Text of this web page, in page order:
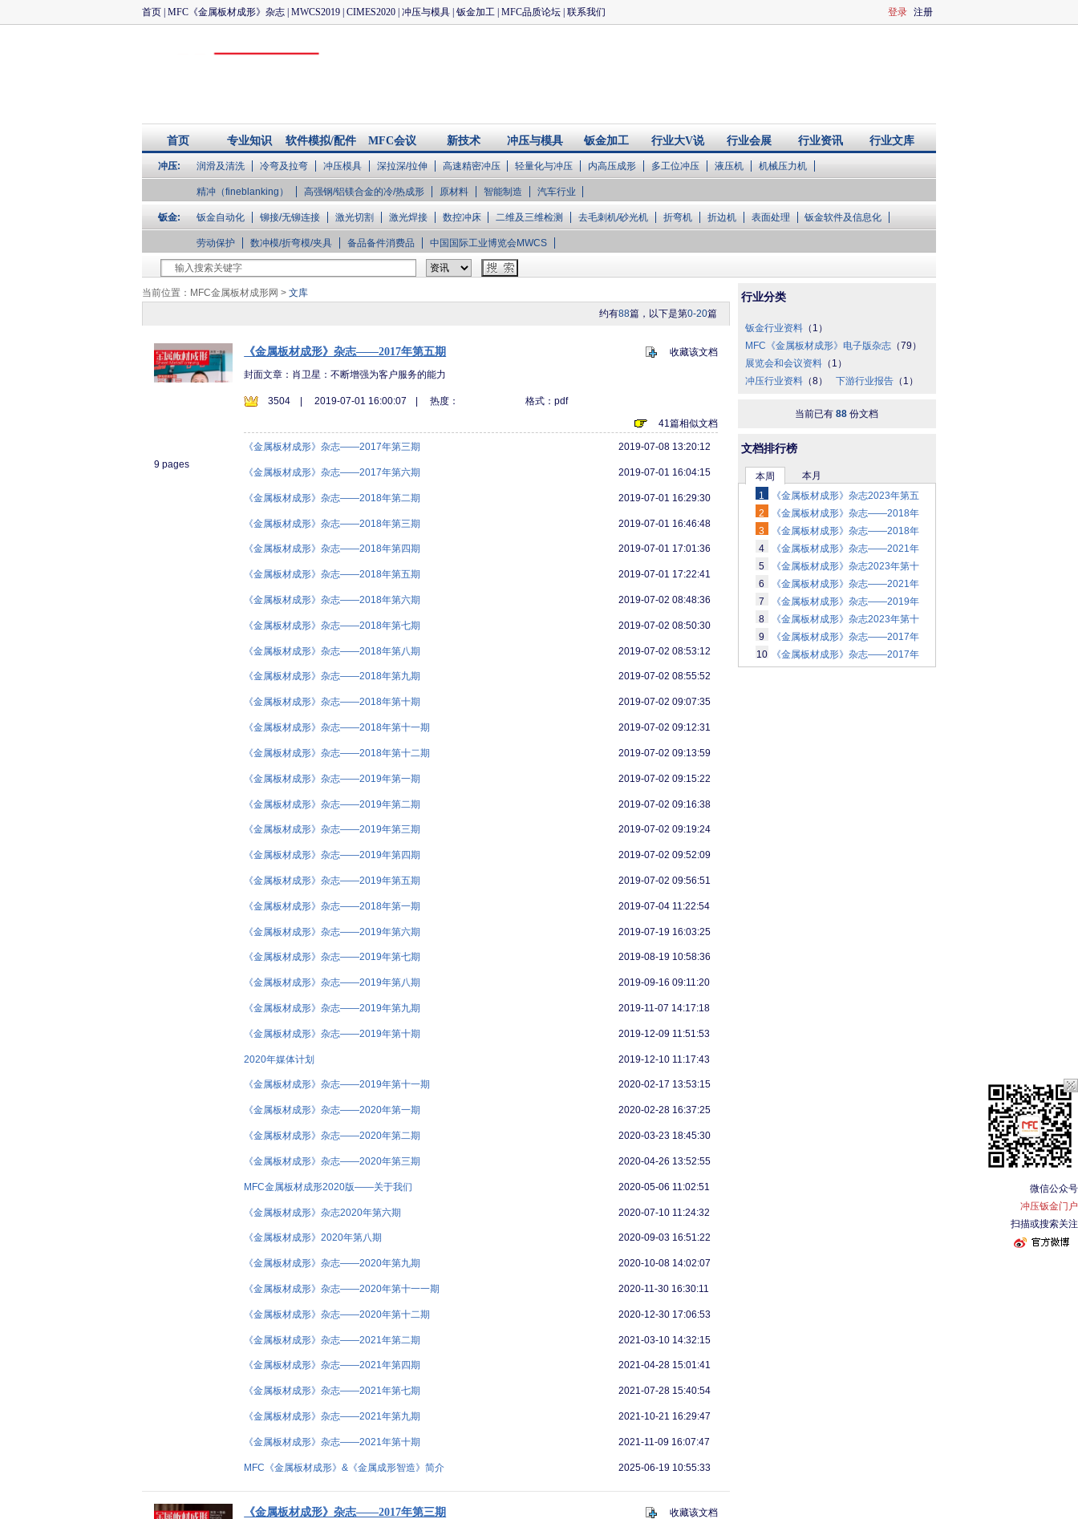
首页 MFC《金属板材成形》杂志 MWCS2019 CIMES2020 冲压与模具 钣金加工 MFC品质论坛 联系我们 注册
登录
首页 专业知识 软件模拟/配件 MFC会议 新技术 冲压与模具 钣金加工 行业大V说 行业会展 行业资讯 行业文库
企业库
冲压: 润滑及清洗 冷弯及拉弯 冲压模具 深拉深/拉伸 高速精密冲压 轻量化与冲压 内高压成形 多工位冲压 液压机 机械压力机
精冲（fineblanking） 高强钢/铝镁合金的冷/热成形 原材料 智能制造 汽车行业
钣金: 钣金自动化 铆接/无铆连接 激光切割 激光焊接 数控冲床 二维及三维检测 去毛刺机/砂光机 折弯机 折边机 表面处理 钣金软件及信息化
劳动保护 数冲模/折弯模/夹具 备品备件消费品 中国国际工业博览会MWCS
当前位置： MFC金属板材成形网 > 文库
约有88篇，以下是第0-20篇
9 pages
《金属板材成形》杂志——2017年第五期
收藏该文档
封面文章：肖卫星：不断增强为客户服务的能力
3504 2019-07-01 16:00:07 热度：
格式：pdf
41篇相似文档
《金属板材成形》杂志——2017年第三期 2019-07-08 13:20:12
《金属板材成形》杂志——2017年第六期 2019-07-01 16:04:15
《金属板材成形》杂志——2018年第二期 2019-07-01 16:29:30
《金属板材成形》杂志——2018年第三期 2019-07-01 16:46:48
《金属板材成形》杂志——2018年第四期 2019-07-01 17:01:36
《金属板材成形》杂志——2018年第五期 2019-07-01 17:22:41
《金属板材成形》杂志——2018年第六期 2019-07-02 08:48:36
《金属板材成形》杂志——2018年第七期 2019-07-02 08:50:30
《金属板材成形》杂志——2018年第八期 2019-07-02 08:53:12
《金属板材成形》杂志——2018年第九期 2019-07-02 08:55:52
《金属板材成形》杂志——2018年第十期 2019-07-02 09:07:35
《金属板材成形》杂志——2018年第十一期 2019-07-02 09:12:31
《金属板材成形》杂志——2018年第十二期 2019-07-02 09:13:59
《金属板材成形》杂志——2019年第一期 2019-07-02 09:15:22
《金属板材成形》杂志——2019年第二期 2019-07-02 09:16:38
《金属板材成形》杂志——2019年第三期 2019-07-02 09:19:24
《金属板材成形》杂志——2019年第四期 2019-07-02 09:52:09
《金属板材成形》杂志——2019年第五期 2019-07-02 09:56:51
《金属板材成形》杂志——2018年第一期 2019-07-04 11:22:54
《金属板材成形》杂志——2019年第六期 2019-07-19 16:03:25
《金属板材成形》杂志——2019年第七期 2019-08-19 10:58:36
《金属板材成形》杂志——2019年第八期 2019-09-16 09:11:20
《金属板材成形》杂志——2019年第九期 2019-11-07 14:17:18
《金属板材成形》杂志——2019年第十期 2019-12-09 11:51:53
2020年媒体计划 2019-12-10 11:17:43
《金属板材成形》杂志——2019年第十一期 2020-02-17 13:53:15
《金属板材成形》杂志——2020年第一期 2020-02-28 16:37:25
《金属板材成形》杂志——2020年第二期 2020-03-23 18:45:30
《金属板材成形》杂志——2020年第三期 2020-04-26 13:52:55
MFC金属板材成形2020版——关于我们 2020-05-06 11:02:51
《金属板材成形》杂志2020年第六期 2020-07-10 11:24:32
《金属板材成形》2020年第八期 2020-09-03 16:51:22
《金属板材成形》杂志——2020年第九期 2020-10-08 14:02:07
《金属板材成形》杂志——2020年第十一一期 2020-11-30 16:30:11
《金属板材成形》杂志——2020年第十二期 2020-12-30 17:06:53
《金属板材成形》杂志——2021年第二期 2021-03-10 14:32:15
《金属板材成形》杂志——2021年第四期 2021-04-28 15:01:41
《金属板材成形》杂志——2021年第七期 2021-07-28 15:40:54
《金属板材成形》杂志——2021年第九期 2021-10-21 16:29:47
《金属板材成形》杂志——2021年第十期 2021-11-09 16:07:47
MFC《金属板材成形》&《金属成形智造》简介 2025-06-19 10:55:33
《金属板材成形》杂志——2017年第三期
收藏该文档
行业分类
钣金行业资料 （1）
MFC《金属板材成形》电子版杂志 （79）
展览会和会议资料 （1）
冲压行业资料 （8） 下游行业报告（1）
当前已有 88 份文档
文档排行榜
本周
本月
1
《金属板材成形》杂志2023年第五
期
（18）
2
《金属板材成形》杂志——2018年
第十期（18）
3
《金属板材成形》杂志——2018年
第十二期（18）
4
《金属板材成形》杂志——2021年
第九期（19）
5
《金属板材成形》杂志2023年第十
二期
（19）
6
《金属板材成形》杂志——2021年
第七期（21）
7
《金属板材成形》杂志——2019年
第四期（23）
8
《金属板材成形》杂志2023年第十
期
（25）
9
《金属板材成形》杂志——2017年
第五期（30）
10
《金属板材成形》杂志——2017年
微信公众号
冲压钣金门户
扫描或搜索关注